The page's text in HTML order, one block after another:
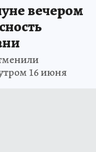
вечером
16 июня